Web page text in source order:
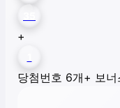
+
당첨번호 6개+ 보너